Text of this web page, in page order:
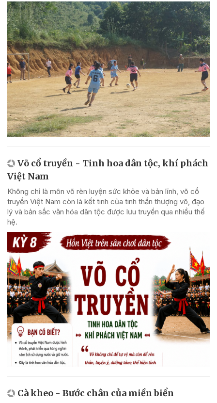
Võ cổ truyền - Tinh hoa dân tộc, khí phách
Việt Nam
Không chỉ là môn võ rèn luyện sức khỏe và bản lĩnh, võ cổ
truyền Việt Nam còn là kết tinh của tinh thần thượng võ, đạo
lý và bản sắc văn hóa dân tộc được lưu truyền qua nhiều thế
hệ.
Cà kheo - Bước chân của miền biển